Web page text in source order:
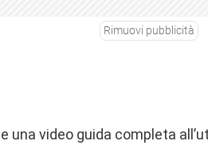
Rimuovi pubblicità
una video guida completa